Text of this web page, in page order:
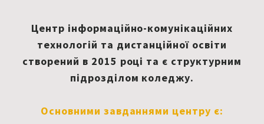
Центр інформаційно-комунікаційних
технологій та дистанційної освіти
створений в 2015 році та є структурним
підрозділом коледжу.
Основними завданнями центру є: